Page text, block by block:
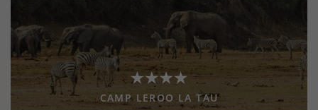
CAMP LEROO LA TAU